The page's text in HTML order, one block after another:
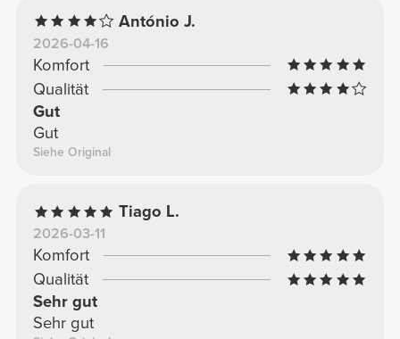
António J.
2026-04-16
Komfort
Qualität
Gut
Gut
Siehe Original
Tiago L.
2026-03-11
Komfort
Qualität
Sehr gut
Sehr gut